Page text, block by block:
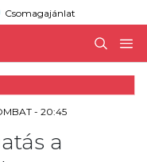
Csomagajánlat
- 20:45
a